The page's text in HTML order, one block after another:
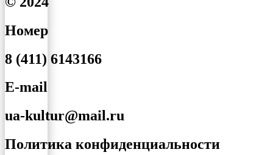
Номер
8 (411) 6143166
E-mail
ua-kultur@mail.ru
Политика конфиденциальности